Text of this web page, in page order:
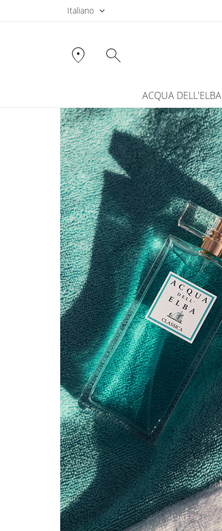
Italiano
location_on search
ACQUA DELL'ELBA